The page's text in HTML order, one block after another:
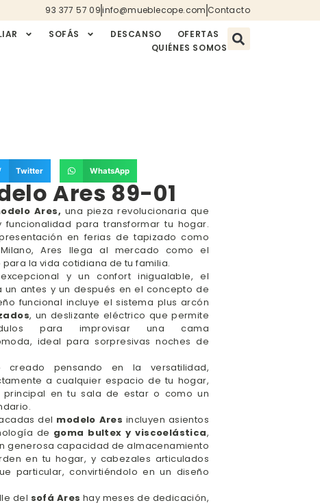
93 377 57 09info@mueblecope.com Contacto
SOFÁS DESCANSO
OFERTAS
QUIÉNES SOMOS
Twitter WhatsApp
Ares 89-01
Ares, una pieza revolucionaria que
funcionalidad para transformar tu hogar.
en ferias de tapizado como
Ares llega al mercado como el
la vida cotidiana de tu familia.
y un confort inigualable, el
un antes y un después en el concepto de
funcional incluye el sistema plus arcón
, un deslizante eléctrico que permite
para improvisar una cama
ideal para sorpresivas noches de
pensando en la versatilidad,
a cualquier espacio de tu hogar,
en tu sala de estar o como un
del modelo Ares incluyen asientos
de goma bultex y viscoelástica,
generosa capacidad de almacenamiento
en tu hogar, y cabezales articulados
particular, convirtiéndolo en un diseño
del sofá Ares hay meses de dedicación,